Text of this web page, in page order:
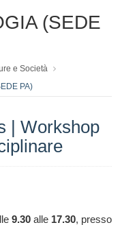
(SEDE
e Società
PA)
| Workshop
9.30 alle 17.30, presso